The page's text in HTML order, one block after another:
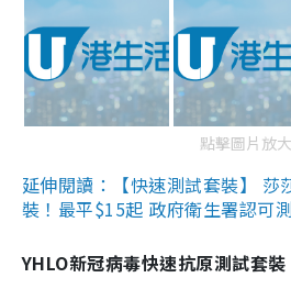
點擊圖片放大
延伸閱讀：【快速測試套裝】 莎
裝！最平$15起 政府衛生署認可
YHLO新冠病毒快速抗原測試套裝